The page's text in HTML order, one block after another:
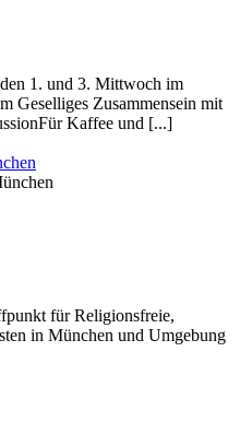
1. und 3. Mittwoch im
Geselliges Zusammensein mit
Kaffee und [...]
für Religionsfreie,
in München und Umgebung